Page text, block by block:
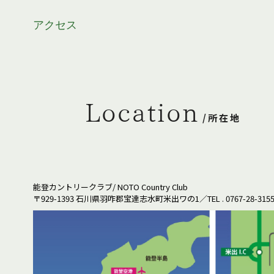
アクセス
Location /所在地
能登カントリークラブ/ NOTO Country Club
〒929-1393 石川県羽咋郡宝達志水町米出ワの1／TEL . 0767-28-3155